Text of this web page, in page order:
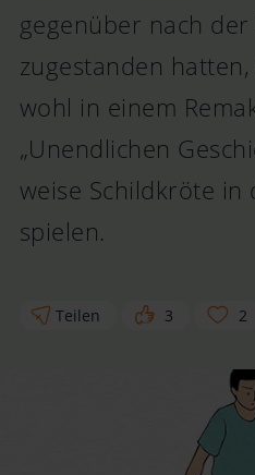
gegenüber nach der
zugestanden
wohl in einem
„Unendlichen
weise Schildkröte in
spielen.
Teilen 3 2